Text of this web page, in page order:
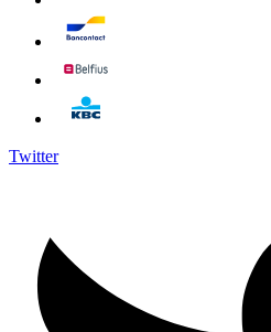
Twitter